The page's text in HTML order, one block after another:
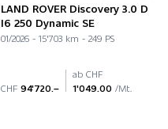
LAND ROVER Discovery 3.0 D
I6 250 Dynamic SE
01/2026 - 15'703 km - 249 PS
CHF 94'720.–
ab CHF
1'049.00 /Mt.